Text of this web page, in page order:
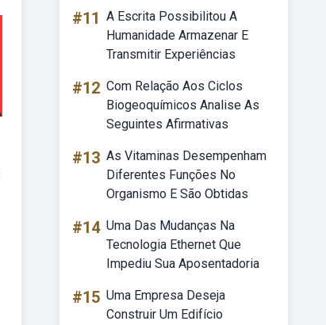
#11 A Escrita Possibilitou A
Humanidade Armazenar E
Transmitir Experiências
#12 Com Relação Aos Ciclos
Biogeoquímicos Analise As
Seguintes Afirmativas
#13 As Vitaminas Desempenham
Diferentes Funções No
Organismo E São Obtidas
#14 Uma Das Mudanças Na
Tecnologia Ethernet Que
Impediu Sua Aposentadoria
#15 Uma Empresa Deseja
Construir Um Edifício